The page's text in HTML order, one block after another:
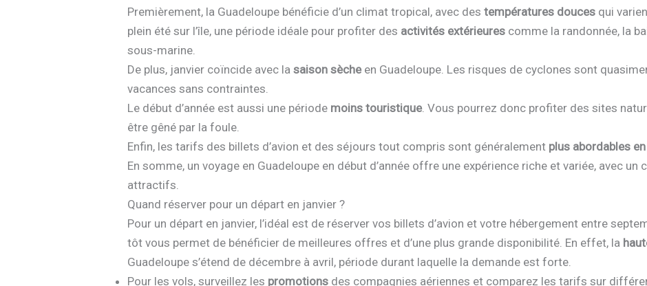
Premièrement, la Guadeloupe bénéficie d’un climat tropical, avec destempératures douces qui
plein été sur l’île, une période idéale pour profiter des activités extérieures comme la randonnée, la
sous-marine.
De plus, janvier coïncide avec lasaison sècheen Guadeloupe. Les risques de cyclones sont
vacances sans contraintes.
Le début d’année est aussi une période moins touristique. Vous pourrez donc profiter des sites
être gêné par la foule.
Enfin, les tarifs des billets d’avion et des séjours tout compris sont généralement plus abordables
En somme, un voyage en Guadeloupe en début d’année offre une expérience riche et variée, avec
attractifs.
Quand réserver pour un départ en janvier ?
Pour un départ en janvier, l’idéal est de réserver vos billets d’avion et votre hébergement entre
tôt vous permet de bénéficier de meilleures offres et d’une plus grande disponibilité. En effet, la
Guadeloupe s’étend de décembre à avril, période durant laquelle la demande est forte.
Pour les vols, surveillez les promotions des compagnies aériennes et comparez les tarifs sur